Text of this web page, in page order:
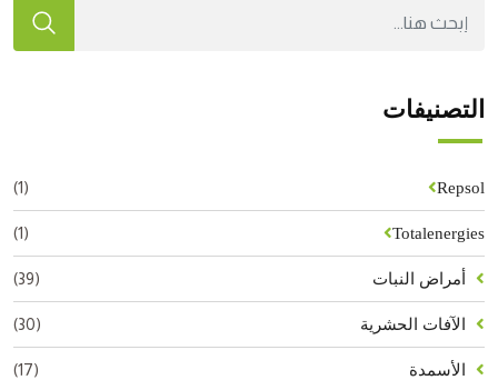
التصنيفات
Repsol
(1)
Totalenergies
(1)
أمراض النبات (39)
الآفات الحشرية (30)
الأسمدة (17)